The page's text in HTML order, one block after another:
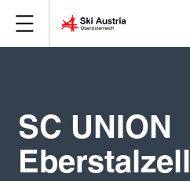
SC UNION
Eberstalzell